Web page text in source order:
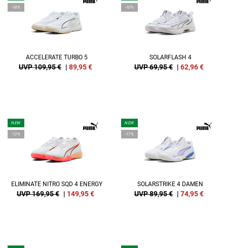
-18%
ACCELERATE TURBO 5
UVP 109,95 € | 89,95€
-10%
SOLARFLASH 4
UVP 69,95 € | 62,96€
NEW
-12%
ELIMINATE NITRO SQD 4 ENERGY
UVP 169,95 € | 149,95€
NEW
-17%
SOLARSTRIKE 4 DAMEN
UVP 89,95 € | 74,95€